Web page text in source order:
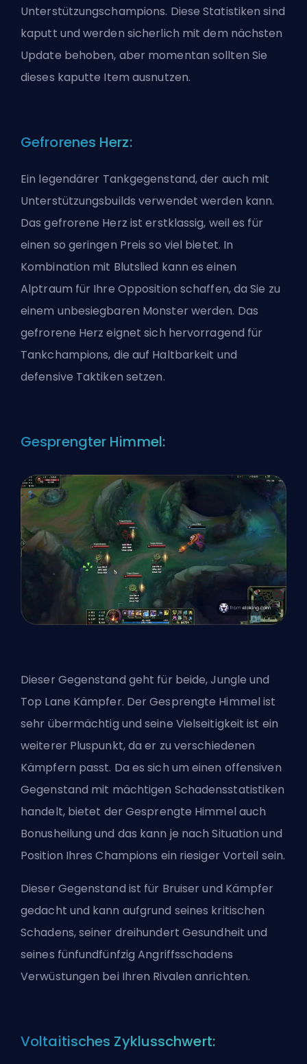
Unterstützungschampions. Diese Statistiken sind
kaputt und werden sicherlich mit dem nächsten
Update behoben, aber momentan sollten Sie
dieses kaputte Item ausnutzen.
Gefrorenes Herz:
Ein legendärer Tankgegenstand, der auch mit
Unterstützungsbuilds verwendet werden kann.
Das gefrorene Herz ist erstklassig, weil es für
einen so geringen Preis so viel bietet. In
Kombination mit Blutslied kann es einen
Alptraum für Ihre Opposition schaffen, da Sie zu
einem unbesiegbaren Monster werden. Das
gefrorene Herz eignet sich hervorragend für
Tankchampions, die auf Haltbarkeit und
defensive Taktiken setzen.
Gesprengter Himmel:
Dieser Gegenstand geht für beide, Jungle und
Top Lane Kämpfer. Der Gesprengte Himmel ist
sehr übermächtig und seine Vielseitigkeit ist ein
weiterer Pluspunkt, da er zu verschiedenen
Kämpfern passt. Da es sich um einen offensiven
Gegenstand mit mächtigen Schadensstatistiken
handelt, bietet der Gesprengte Himmel auch
Bonusheilung und das kann je nach Situation und
Position Ihres Champions ein riesiger Vorteil sein.
Dieser Gegenstand ist für Bruiser und Kämpfer
gedacht und kann aufgrund seines kritischen
Schadens, seiner dreihundert Gesundheit und
seines fünfundfünfzig Angriffsschadens
Verwüstungen bei Ihren Rivalen anrichten.
Voltaitisches Zyklusschwert: